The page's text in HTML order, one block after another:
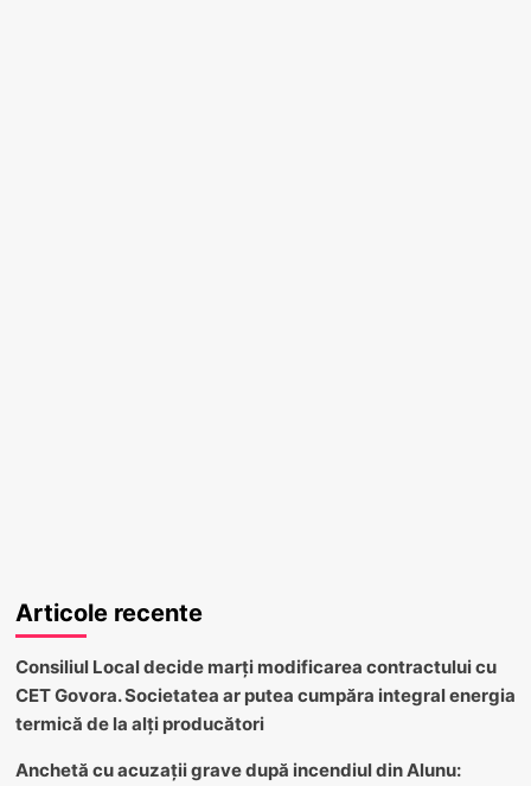
Articole recente
Consiliul Local decide marți modificarea contractului cu
CET Govora. Societatea ar putea cumpăra integral energia
termică de la alți producători
Anchetă cu acuzații grave după incendiul din Alunu: